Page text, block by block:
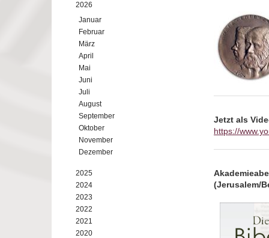
2026
Januar
Februar
März
April
Mai
Juni
Juli
August
September
Oktober
November
Dezember
2025
2024
2023
2022
2021
2020
Jetzt als
https://
(Jerusalem/